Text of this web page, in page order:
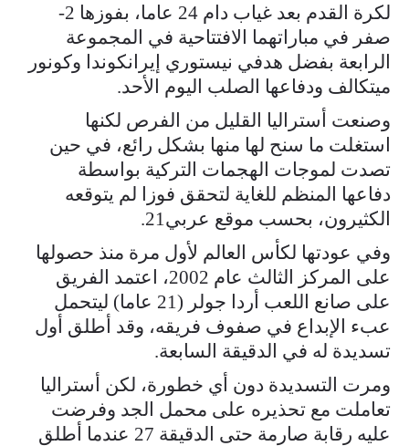
لكرة القدم بعد غياب دام 24 عاما، بفوزها 2-
صفر في مباراتهما الافتتاحية في المجموعة
الرابعة بفضل هدفي نيستوري إيرانكوندا وكونور
ميتكالف ودفاعها الصلب اليوم الأحد.
وصنعت أستراليا القليل من الفرص لكنها
استغلت ما سنح لها منها بشكل رائع، في حين
تصدت لموجات الهجمات التركية بواسطة
دفاعها المنظم للغاية لتحقق فوزا لم يتوقعه
الكثيرون، بحسب موقع عربي21.
وفي عودتها لكأس العالم لأول مرة منذ حصولها
على المركز الثالث عام 2002، اعتمد الفريق
على صانع اللعب أردا جولر (21 عاما) ليتحمل
عبء الإبداع في صفوف فريقه، وقد أطلق أول
تسديدة له في الدقيقة السابعة.
ومرت التسديدة دون أي خطورة، لكن أستراليا
تعاملت مع تحذيره على محمل الجد وفرضت
عليه رقابة صارمة حتى الدقيقة 27 عندما أطلق